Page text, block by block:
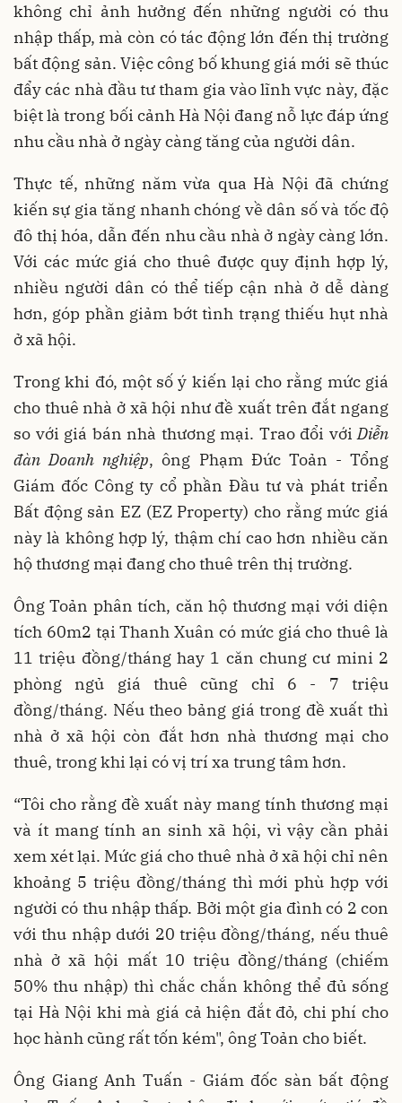
không chỉ ảnh hưởng đến những người có thu
nhập thấp, mà còn có tác động lớn đến thị trường
bất động sản. Việc công bố khung giá mới sẽ thúc
đẩy các nhà đầu tư tham gia vào lĩnh vực này, đặc
biệt là trong bối cảnh Hà Nội đang nỗ lực đáp ứng
nhu cầu nhà ở ngày càng tăng của người dân.
Thực tế, những năm vừa qua Hà Nội đã chứng
kiến sự gia tăng nhanh chóng về dân số và tốc độ
đô thị hóa, dẫn đến nhu cầu nhà ở ngày càng lớn.
Với các mức giá cho thuê được quy định hợp lý,
nhiều người dân có thể tiếp cận nhà ở dễ dàng
hơn, góp phần giảm bớt tình trạng thiếu hụt nhà
ở xã hội.
Trong khi đó, một số ý kiến lại cho rằng mức giá
cho thuê nhà ở xã hội như đề xuất trên đắt ngang
so với giá bán nhà thương mại. Trao đổi vớiDiễn
đàn Doanh nghiệp, ông Phạm Đức Toản - Tổng
Giám đốc Công ty cổ phần Đầu tư và phát triển
Bất động sản EZ (EZ Property) cho rằng mức giá
này là không hợp lý, thậm chí cao hơn nhiều căn
hộ thương mại đang cho thuê trên thị trường.
Ông Toản phân tích, căn hộ thương mại với diện
tích 60m2 tại Thanh Xuân có mức giá cho thuê là
11 triệu đồng/tháng hay 1 căn chung cư mini 2
phòng ngủ giá thuê cũng chỉ 6 - 7 triệu
đồng/tháng. Nếu theo bảng giá trong đề xuất thì
nhà ở xã hội còn đắt hơn nhà thương mại cho
thuê, trong khi lại có vị trí xa trung tâm hơn.
“Tôi cho rằng đề xuất này mang tính thương mại
và ít mang tính an sinh xã hội, vì vậy cần phải
xem xét lại. Mức giá cho thuê nhà ở xã hội chỉ nên
khoảng 5 triệu đồng/tháng thì mới phù hợp với
người có thu nhập thấp. Bởi một gia đình có 2 con
với thu nhập dưới 20 triệu đồng/tháng, nếu thuê
nhà ở xã hội mất 10 triệu đồng/tháng (chiếm
50% thu nhập) thì chắc chắn không thể đủ sống
tại Hà Nội khi mà giá cả hiện đắt đỏ, chi phí cho
học hành cũng rất tốn kém", ông Toản cho biết.
Ông Giang Anh Tuấn - Giám đốc sàn bất động